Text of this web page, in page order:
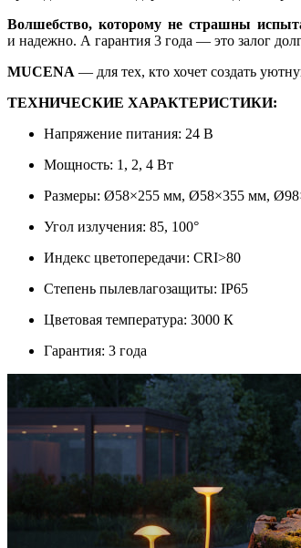
Волшебство, которому не страшны
и надежно. А гарантия 3 года — это залог
MUCENA — для тех, кто хочет создать
ТЕХНИЧЕСКИЕ ХАРАКТЕРИСТИКИ:
Напряжение питания: 24 В
Мощность: 1, 2, 4 Вт
Размеры: Ø58×255 мм, Ø58×355 мм,
Угол излучения: 85, 100°
Индекс цветопередачи: CRI>80
Степень пылевлагозащиты: IP65
Цветовая температура: 3000 К
Гарантия: 3 года